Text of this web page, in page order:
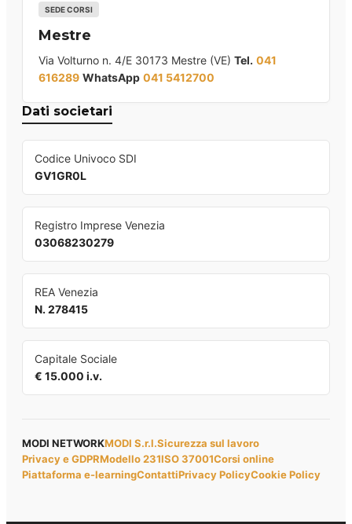
SEDE CORSI
Mestre
Via Volturno n. 4/E 30173 Mestre (VE) Tel. 041
616289 WhatsApp 041 5412700
Dati societari
Codice Univoco SDI
GV1GR0L
Registro Imprese Venezia
03068230279
REA Venezia
N. 278415
Capitale Sociale
€ 15.000 i.v.
MODI NETWORKMODI S.r.l.Sicurezza sul lavoro
Privacy e GDPRModello 231ISO 37001Corsi online
Piattaforma e-learningContattiPrivacy PolicyCookie Policy